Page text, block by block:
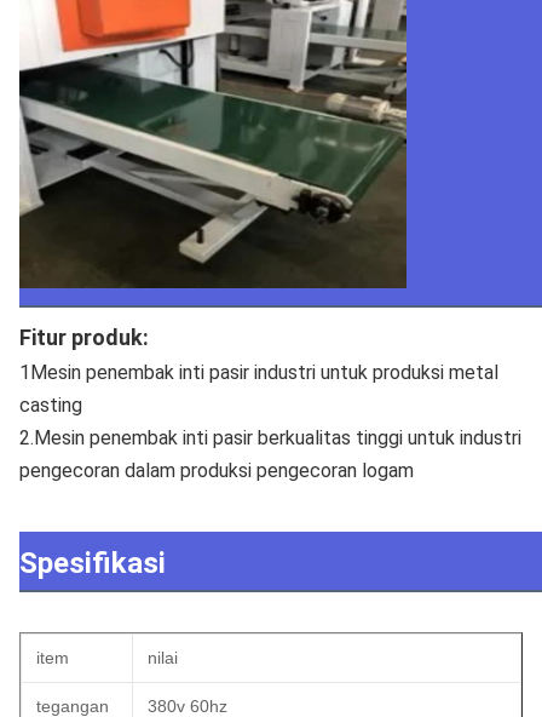
Fitur produk:
1Mesin penembak inti pasir industri untuk produksi metal
casting
2.Mesin penembak inti pasir berkualitas tinggi untuk industri
pengecoran dalam produksi pengecoran logam
Spesifikasi
item nilai
tegangan 380v 60hz